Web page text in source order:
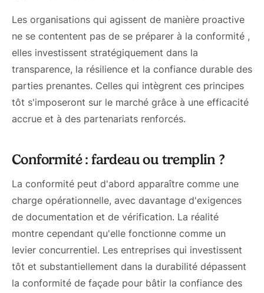
Les organisations qui agissent de manière proactive
ne se contentent pas de se préparer à la conformité ,
elles investissent stratégiquement dans la
transparence, la résilience et la confiance durable des
parties prenantes. Celles qui intègrent ces principes
tôt s'imposeront sur le marché grâce à une efficacité
accrue et à des partenariats renforcés.
Conformité : fardeau ou tremplin ?
La conformité peut d'abord apparaître comme une
charge opérationnelle, avec davantage d'exigences
de documentation et de vérification. La réalité
montre cependant qu'elle fonctionne comme un
levier concurrentiel. Les entreprises qui investissent
tôt et substantiellement dans la durabilité dépassent
la conformité de façade pour bâtir la confiance des